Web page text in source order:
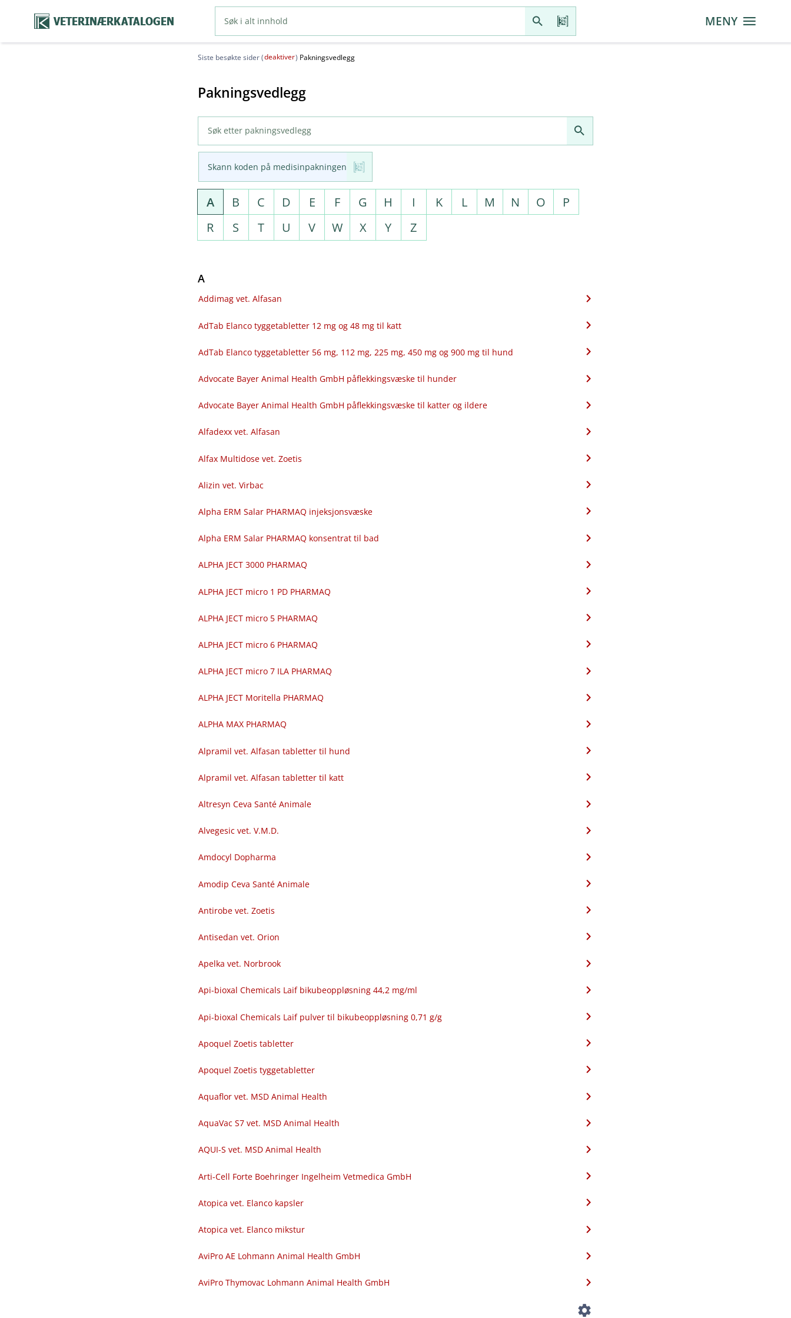
VETERINÆRKATALOGEN MENY
Siste besøkte sider (deaktiver) Pakningsvedlegg
Pakningsvedlegg
Skann koden på medisinpakningen
A B C D E F G H I K L M N O
P
R
S T U V W X Y Z
A
Addimag vet. Alfasan
AdTab Elanco tyggetabletter 12 mg og 48 mg til katt
AdTab Elanco tyggetabletter 56 mg, 112 mg, 225 mg, 450 mg og 900 mg til hund
Advocate Bayer Animal Health GmbH påflekkingsvæske til hunder
Advocate Bayer Animal Health GmbH påflekkingsvæske til katter og ildere
Alfadexx vet. Alfasan
Alfax Multidose vet. Zoetis
Alizin vet. Virbac
Alpha ERM Salar PHARMAQ injeksjonsvæske
Alpha ERM Salar PHARMAQ konsentrat til bad
ALPHA JECT 3000 PHARMAQ
ALPHA JECT micro 1 PD PHARMAQ
ALPHA JECT micro 5 PHARMAQ
ALPHA JECT micro 6 PHARMAQ
ALPHA JECT micro 7 ILA PHARMAQ
ALPHA JECT Moritella PHARMAQ
ALPHA MAX PHARMAQ
Alpramil vet. Alfasan tabletter til hund
Alpramil vet. Alfasan tabletter til katt
Altresyn Ceva Santé Animale
Alvegesic vet. V.M.D.
Amdocyl Dopharma
Amodip Ceva Santé Animale
Antirobe vet. Zoetis
Antisedan vet. Orion
Apelka vet. Norbrook
Api-bioxal Chemicals Laif bikubeoppløsning 44,2 mg/ml
Api-bioxal Chemicals Laif pulver til bikubeoppløsning 0,71 g/g
Apoquel Zoetis tabletter
Apoquel Zoetis tyggetabletter
Aquaflor vet. MSD Animal Health
AquaVac S7 vet. MSD Animal Health
AQUI-S vet. MSD Animal Health
Arti-Cell Forte Boehringer Ingelheim Vetmedica GmbH
Atopica vet. Elanco kapsler
Atopica vet. Elanco mikstur
AviPro AE Lohmann Animal Health GmbH
AviPro Thymovac Lohmann Animal Health GmbH